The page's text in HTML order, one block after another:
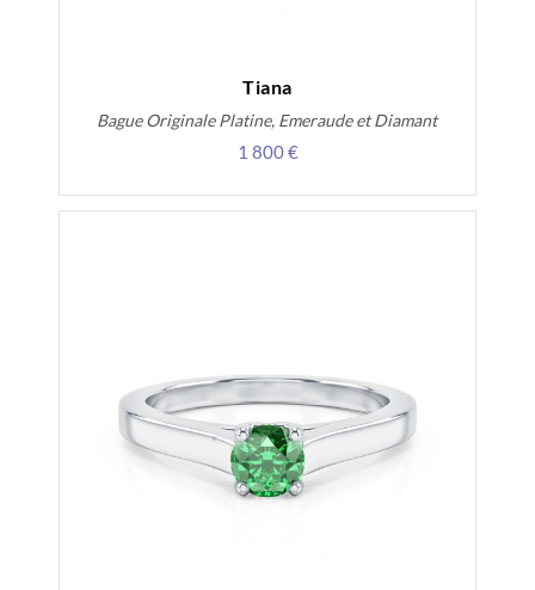
Tiana
Bague Originale Platine, Emeraude et Diamant
1 800 €